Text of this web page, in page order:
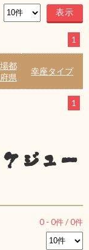
1
都
県
幸座タイプ
1
ジュー
0 - 0件 /0件